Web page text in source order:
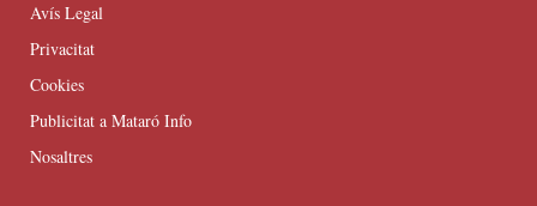
Avís Legal
Privacitat
Cookies
Publicitat a Mataró Info
Nosaltres